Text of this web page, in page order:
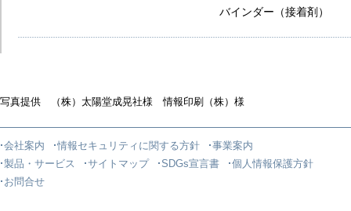
バインダー（接着剤）
写真提供 （株）太陽堂成晃社様 情報印刷（株）様
会社案内 情報セキュリティに関する方針
事業案内
製品・サービス
サイトマップ SDGs宣言書
個人情報保護方針
お問合せ